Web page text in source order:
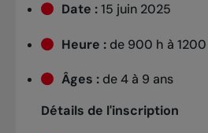
Date :15 juin 2025
Heure :de 900 h à
Âges :de 4 à 9 ans
Détails de l'inscription